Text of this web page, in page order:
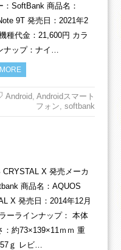
：SoftBank 商品名：
9T 発売日：2021年2
種代金：21,600円 カラ
ナップ：ナイ…
Android ,Androidスマート
フォン ,softbank
CRYSTAL X 発売メーカ
商品名：AQUOS
X 発売日：2014年12月
ーラインナップ： 本体
：約73×139×11ｍｍ 重
ｇ レビ…